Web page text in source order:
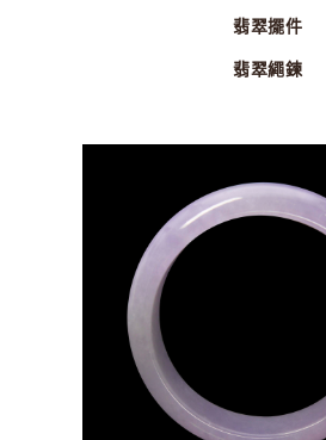
翡翠擺件
翡翠繩鍊